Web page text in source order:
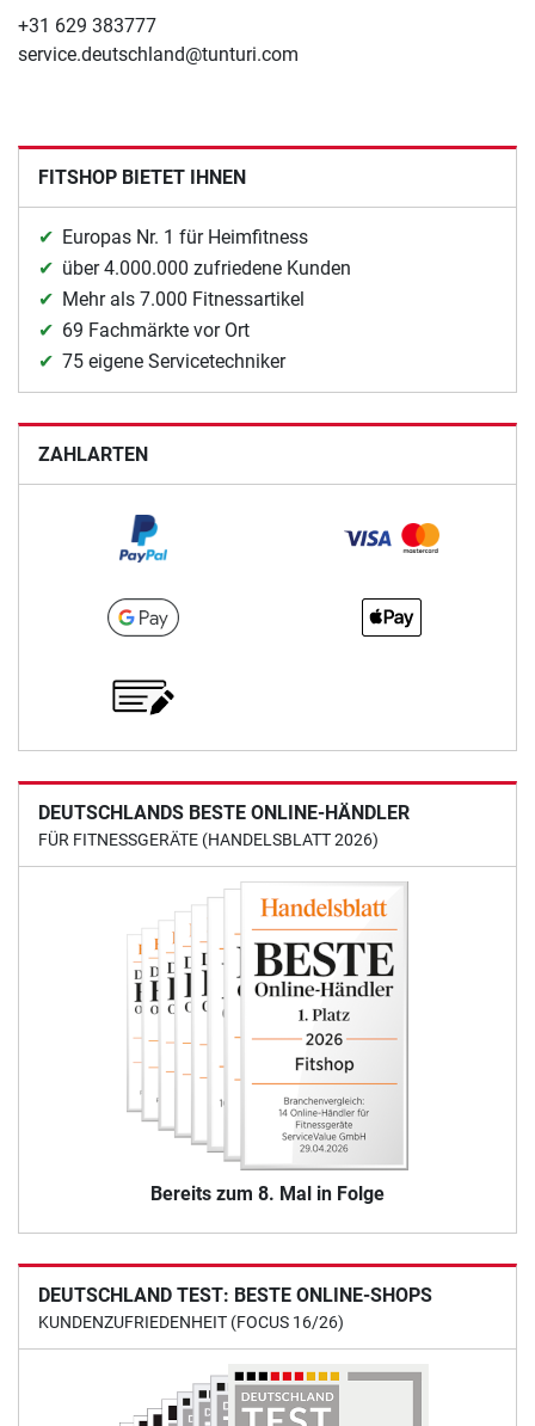
+31 629 383777
service.deutschland@tunturi.com
FITSHOP BIETET IHNEN
Europas Nr. 1 für Heimfitness
über 4.000.000 zufriedene Kunden
Mehr als 7.000 Fitnessartikel
69 Fachmärkte vor Ort
75 eigene Servicetechniker
ZAHLARTEN
DEUTSCHLANDS BESTE ONLINE-HÄNDLER
FÜR FITNESSGERÄTE (HANDELSBLATT 2026)
Bereits zum 8. Mal in Folge
DEUTSCHLAND TEST: BESTE ONLINE-SHOPS
KUNDENZUFRIEDENHEIT (FOCUS 16/26)